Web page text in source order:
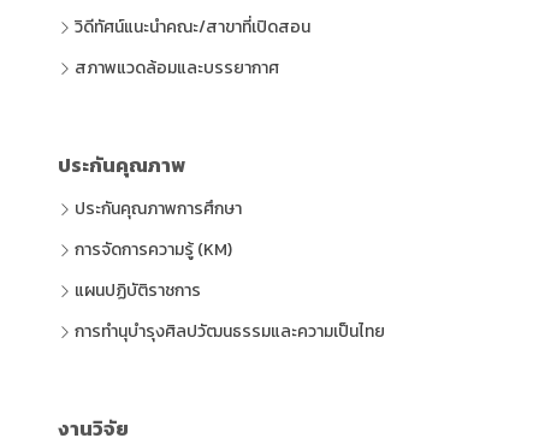
วิดีทัศน์แนะนำคณะ/สาขาที่เปิดสอน
สภาพแวดล้อมและบรรยากาศ
ประกันคุณภาพ
ประกันคุณภาพการศึกษา
การจัดการความรู้ (KM)
แผนปฏิบัติราชการ
การทำนุบำรุงศิลปวัฒนธรรมและความเป็นไทย
งานวิจัย